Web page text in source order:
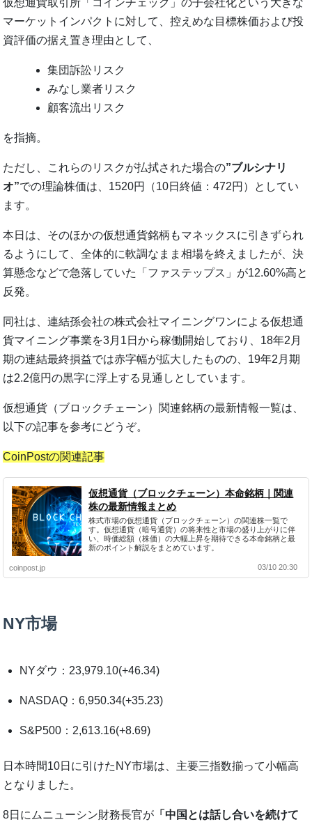
マーケットインパクトに対して、控えめな目標株価および投
資評価の据え置き理由として、
集団訴訟リスク
みなし業者リスク
顧客流出リスク
を指摘。
ただし、これらのリスクが払拭された場合の”ブルシナリ
オ”での理論株価は、1520円（10日終値：472円）としてい
ます。
本日は、そのほかの仮想通貨銘柄もマネックスに引きずられ
るようにして、全体的に軟調なまま相場を終えましたが、決
算懸念などで急落していた「ファステップス」が12.60%高と
反発。
同社は、連結孫会社の株式会社マイニングワンによる仮想通
貨マイニング事業を3月1日から稼働開始しており、18年2月
期の連結最終損益では赤字幅が拡大したものの、19年2月期
は2.2億円の黒字に浮上する見通しとしています。
仮想通貨（ブロックチェーン）関連銘柄の最新情報一覧は、
以下の記事を参考にどうぞ。
CoinPostの関連記事
仮想通貨（ブロックチェーン）本命銘柄｜関連
株の最新情報まとめ
株式市場の仮想通貨（ブロックチェーン）の関連株一覧で
す。仮想通貨（暗号通貨）の将来性と市場の盛り上がりに伴
い、時価総額（株価）の大幅上昇を期待できる本命銘柄と最
新のポイント解説をまとめています。
coinpost.jp 03/10 20:30
NY市場
NYダウ：23,979.10(+46.34)
NASDAQ：6,950.34(+35.23)
S&P500：2,613.16(+8.69)
日本時間10日に引けたNY市場は、主要三指数揃って小幅高
となりました。
8日にムニューシン財務長官が 「中国とは話し合いを続けて